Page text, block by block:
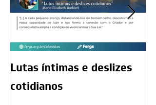
Lutas íntimas e deslizes
cotidianos